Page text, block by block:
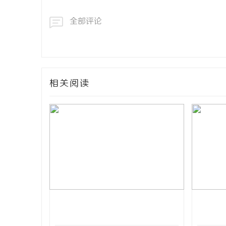
全部评论
相关阅读